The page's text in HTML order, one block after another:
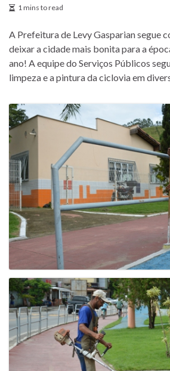
1 mins to read
A Prefeitura de Levy Gasparian segue
deixar a cidade mais bonita para a
ano! A equipe do Serviços Públicos
limpeza e a pintura da ciclovia em